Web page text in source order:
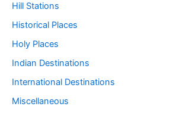
Hill Stations
Historical Places
Holy Places
Indian Destinations
International Destinations
Miscellaneous